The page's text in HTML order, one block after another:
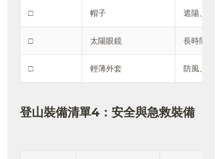
□ 帽子 遮陽、防
□ 太陽眼鏡 長時間曝
□ 輕薄外套 防風、防
登山裝備清單4：安全與急救裝備